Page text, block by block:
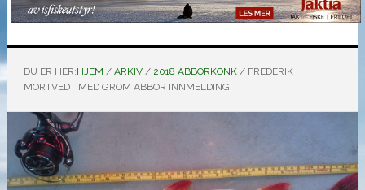
DU ER HER:HJEM / ARKIV / 2018 ABBORKONK /FREDERIK
MORTVEDT MED GROM ABBOR INNMELDING!